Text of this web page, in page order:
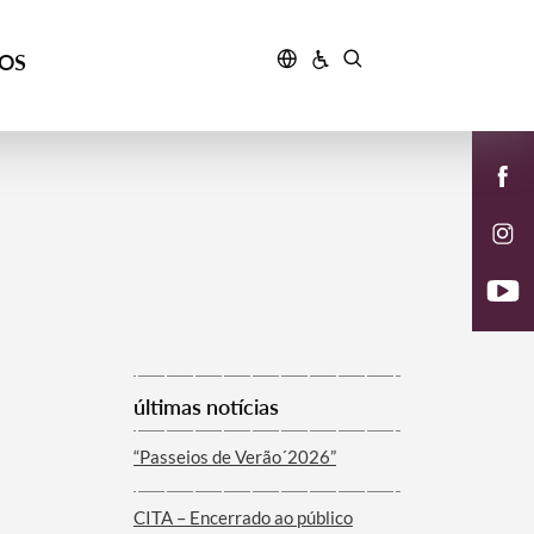
últimas notícias
“Passeios de Verão´2026”
CITA – Encerrado ao público